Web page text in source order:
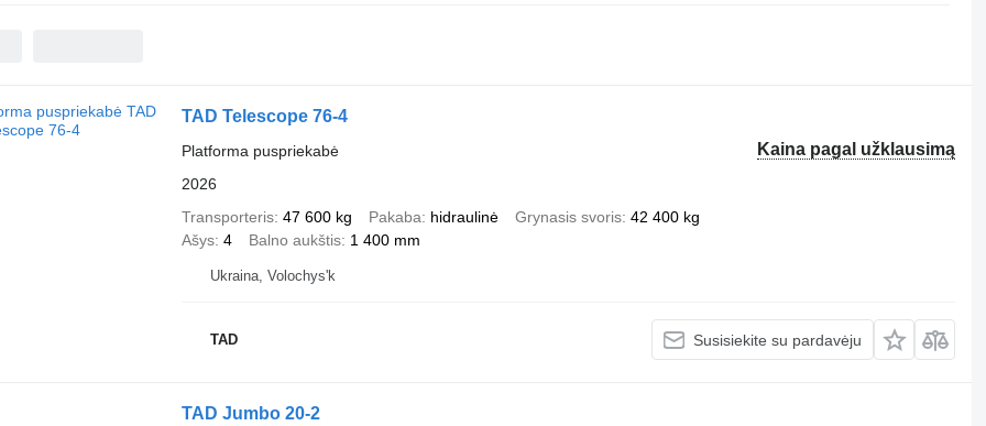
TAD Telescope 76-4
Kaina pagal užklausimą
Platforma puspriekabė
2026
Transporteris 47 600 kg Pakaba hidraulinė Grynasis svoris 42 400 kg
Ašys 4 Balno aukštis 1 400 mm
Ukraina, Volochys'k
TAD Susisiekite su pardavėju
TAD Jumbo 20-2